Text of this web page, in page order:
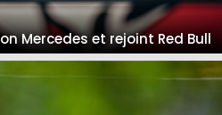
Mercedes et rejoint Red Bull